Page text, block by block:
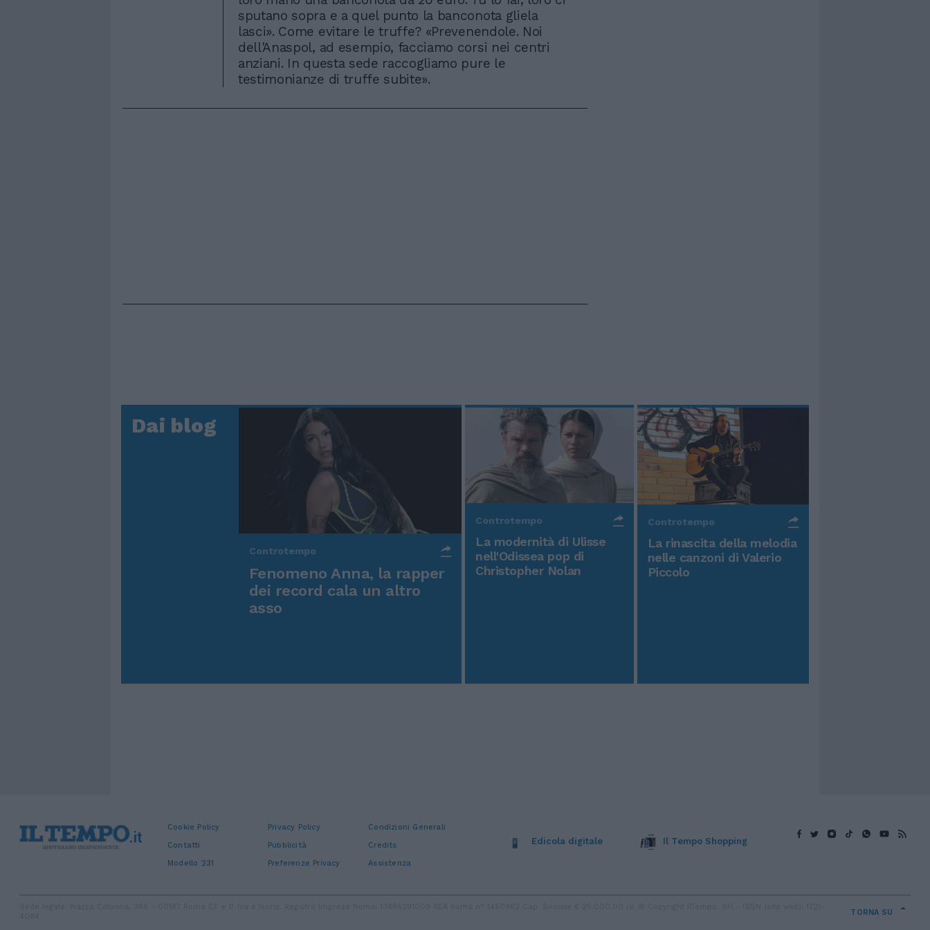
sputano sopra e a quel punto la banconota gliela
lasci». Come evitare le truffe? «Prevenendole. Noi
dell'Anaspol, ad esempio, facciamo corsi nei centri
anziani. In questa sede raccogliamo pure le
testimonianze di truffe subite».
Dai blog
Controtempo
Fenomeno Anna, la rapper
dei record cala un altro
asso
Controtempo
La modernità di Ulisse
nell'Odissea pop di
Christopher Nolan
Controtempo
La rinascita della melodia
nelle canzoni di Valerio
Piccolo
Cookie Policy Privacy Policy
Condizioni Generali
Contatti
Pubblicità
Credits
Modello 231
Preferenze Privacy Assistenza
Edicola digitale Il Tempo Shopping
TORNA SU